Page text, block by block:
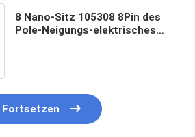
8 Nano-Sitz 105308 8Pin des
Pole-Neigungs-elektrisches
Fortsetzen